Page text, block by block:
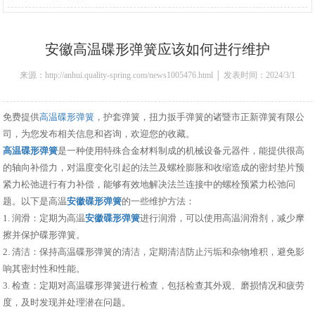
安徽高温碟形弹簧应该如何进行维护
来源：http://anhui.quality-spring.com/news1005476.html │ 发表时间：2024/3/1
免费提供高温碟形弹簧 ，护套弹簧，扭力扳手弹簧的诸暨市正新弹簧有限公
司，为您发布相关信息和咨询，欢迎您的收藏。
高温碟形弹簧是一种使用特殊合金材料制成的机械设备元器件，能提供很高
的轴向补偿力，对温度变化引起的法兰及螺栓膨胀和收缩造成的密封垫片预
紧力松弛进行有力补偿，能够有效地解决法兰连接中的螺栓预紧力松弛问
题。以下是高温安徽碟形弹簧的一些维护方法：
1. 润滑：定期为高温安徽碟形弹簧进行润滑，可以使用高温润滑剂，减少摩
擦并保护碟形弹簧。
2. 清洁：保持高温碟形弹簧的清洁，定期清洁防止污垢和杂物堆积，避免影
响其密封性和性能。
3. 检查：定期对高温碟形弹簧进行检查，包括检查其外观、磨损情况和疲劳
度，及时发现并处理潜在问题。